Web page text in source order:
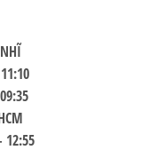
12:55